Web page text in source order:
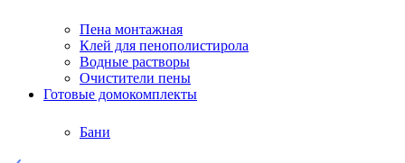
Пена монтажная
Клей для пенополистирола
Водные растворы
Очистители пены
Готовые домокомплекты
Бани